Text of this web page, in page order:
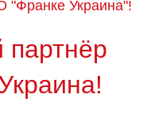
"Франке Украина"!